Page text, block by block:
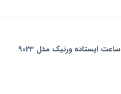
ساعت ایستاده ورتیک مدل 9023